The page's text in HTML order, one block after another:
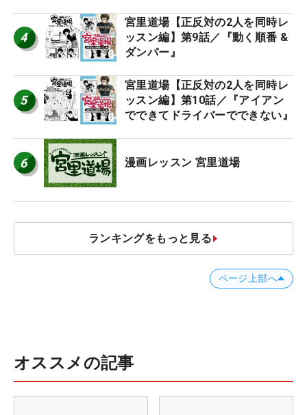
4
宮里道場【正反対の2人を同時レ
ッスン編】第9話／『動く順番 &
ダンパー』
5
宮里道場【正反対の2人を同時レ
ッスン編】第10話／『アイアン
でできてドライバーでできない』
6 漫画レッスン 宮里道場
ランキングをもっと見る
ページ上部へ
オススメの記事